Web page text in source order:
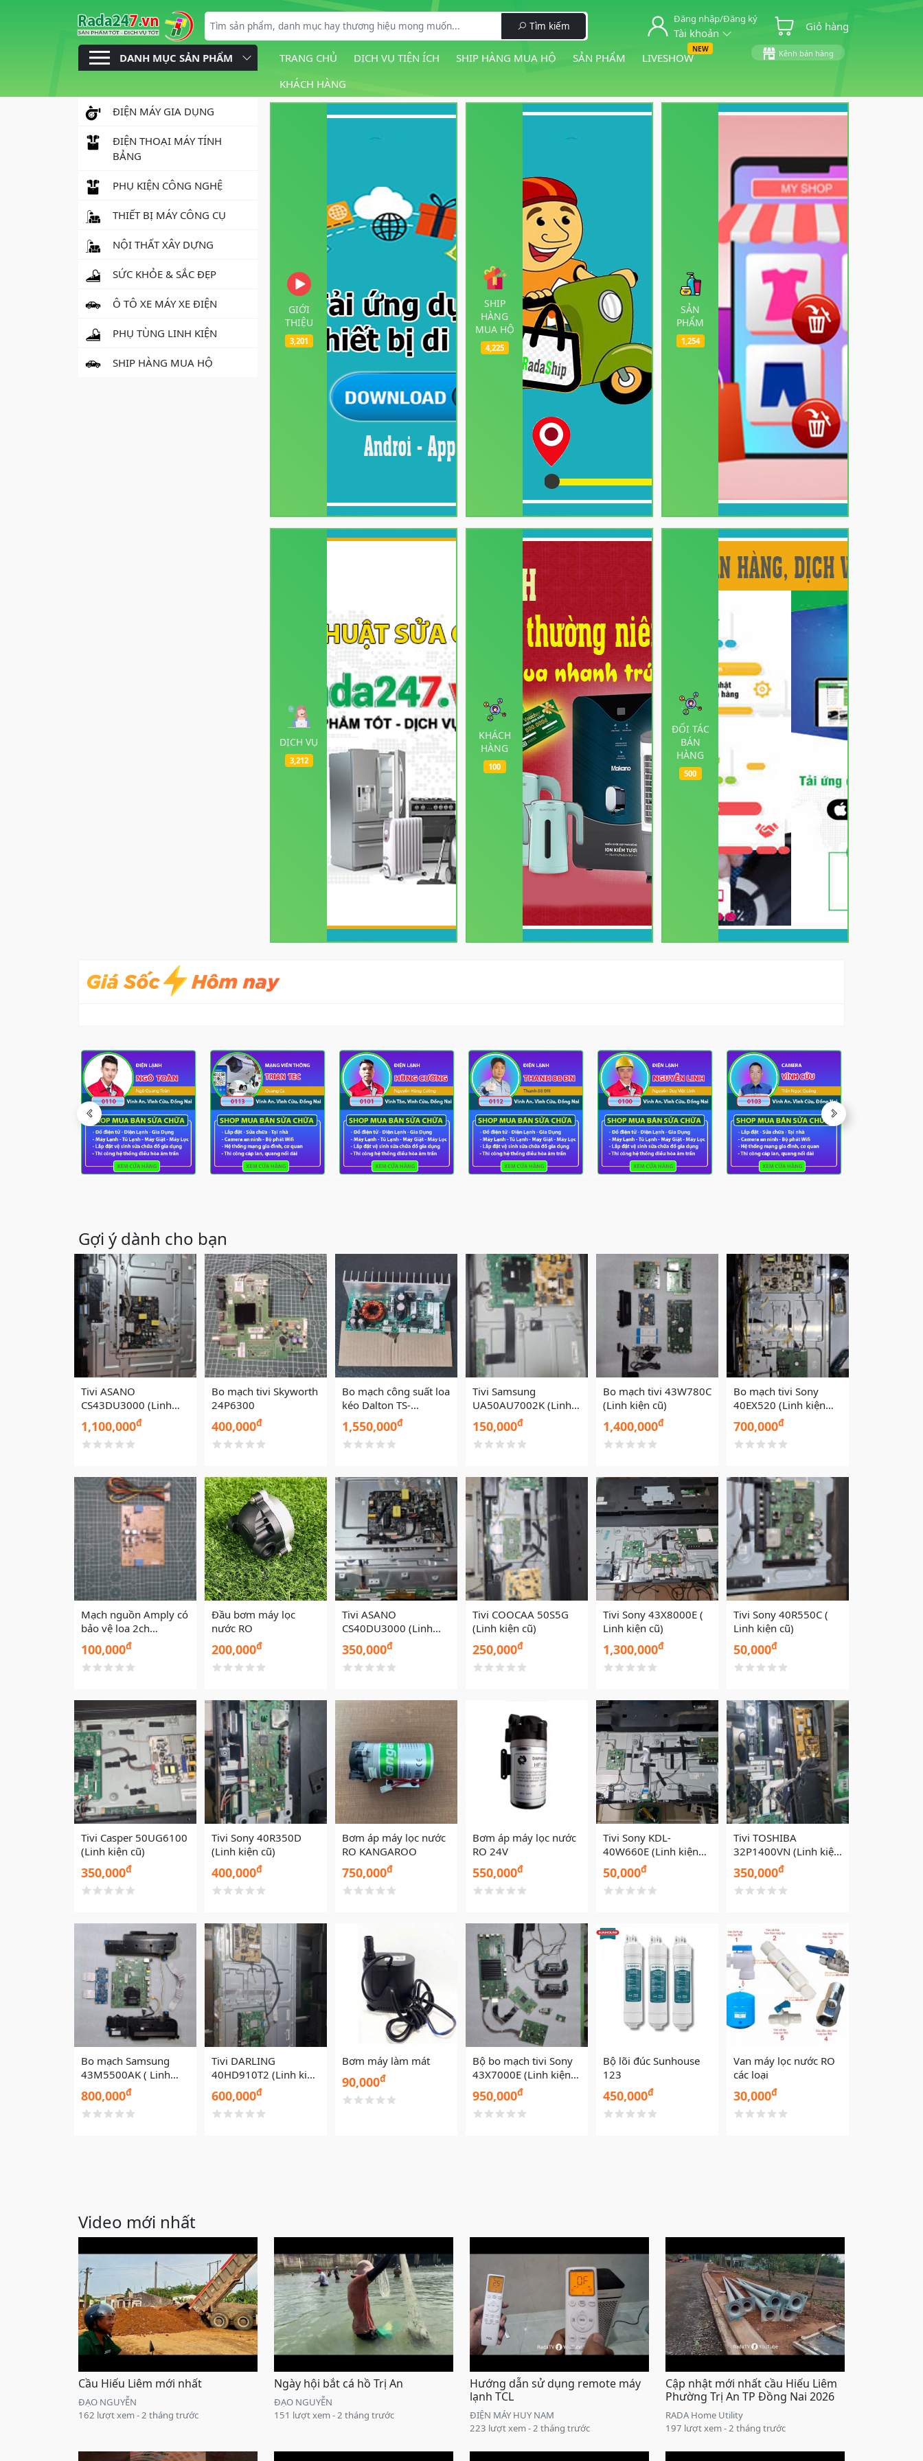
Tìm kiếm
Đăng nhập/Đăng ký
Tài khoản
Giỏ hàng
DANH MỤC SẢN PHẨM TRANG CHỦ DỊCH VỤ TIỆN ÍCH SHIP HÀNG MUA HỘ SẢN PHẨM LIVESHOW
NEW
KHÁCH HÀNG
Kênh bán hàng
ĐIỆN MÁY GIA DỤNG
ĐIỆN THOẠI MÁY TÍNH
BẢNG
PHỤ KIỆN CÔNG NGHỆ
THIẾT BỊ MÁY CÔNG CỤ
NỘI THẤT XÂY DỰNG
SỨC KHỎE & SẮC ĐẸP
Ô TÔ XE MÁY XE ĐIỆN
PHỤ TÙNG LINH KIỆN
SHIP HÀNG MUA HỘ
GIỚI
THIỆU
3,201
SHIP
HÀNG
MUA HỘ
4,225
SẢN
PHẨM
1,254
DỊCH VỤ
3,212
KHÁCH
HÀNG
100
ĐỐI TÁC
BÁN
HÀNG
500
Gợi ý dành cho bạn
Tivi ASANO
CS43DU3000 (Linh
kiện cũ)
1,100,000đ
Bo mạch tivi Skyworth
24P6300
400,000đ
Bo mạch công suất loa
kéo Dalton TS-
15G600X
1,550,000đ
Tivi Samsung
UA50AU7002K (Linh
kiện cũ)
150,000đ
Bo mạch tivi 43W780C
(Linh kiện cũ)
1,400,000đ
Bo mạch tivi Sony
40EX520 (Linh kiện
cũ)
700,000đ
Mạch nguồn Amply có
bảo vệ loa 2ch
SONGMA
100,000đ
Đầu bơm máy lọc
nước RO
200,000đ
Tivi ASANO
CS40DU3000 (Linh
kiện cũ)
350,000đ
Tivi COOCAA 50S5G
(Linh kiện cũ)
250,000đ
Tivi Sony 43X8000E (
Linh kiện cũ)
1,300,000đ
Tivi Sony 40R550C (
Linh kiện cũ)
50,000đ
Tivi Casper 50UG6100
(Linh kiện cũ)
350,000đ
Tivi Sony 40R350D
(Linh kiện cũ)
400,000đ
Bơm áp máy lọc nước
RO KANGAROO
750,000đ
Bơm áp máy lọc nước
RO 24V
550,000đ
Tivi Sony KDL-
40W660E (Linh kiện
cũ)
50,000đ
Tivi TOSHIBA
32P1400VN (Linh kiện
cũ)
350,000đ
Bo mạch Samsung
43M5500AK ( Linh
kiện cũ)
800,000đ
Tivi DARLING
40HD910T2 (Linh kiện
cũ)
600,000đ
Bơm máy làm mát
90,000đ
Bộ bo mạch tivi Sony
43X7000E (Linh kiện
cũ)
950,000đ
Bộ lõi đúc Sunhouse
123
450,000đ
Van máy lọc nước RO
các loại
30,000đ
Video mới nhất
Cầu Hiếu Liêm mới nhất
ĐẠO NGUYỄN
162 lượt xem - 2 tháng trước
Ngày hội bắt cá hồ Trị An
ĐẠO NGUYỄN
151 lượt xem - 2 tháng trước
Hướng dẫn sử dụng remote máy
lạnh TCL
ĐIỆN MÁY HUY NAM
223 lượt xem - 2 tháng trước
Cập nhật mới nhất cầu Hiếu Liêm
Phường Trị An TP Đồng Nai 2026
RADA Home Utility
197 lượt xem - 2 tháng trước